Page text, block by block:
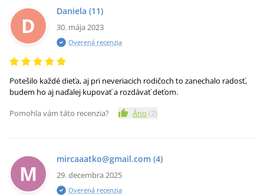
D
Daniela (11)
30. mája 2023
Overená recenzia
Potešilo každé dieťa, aj pri neveriacich rodičoch to zanechalo radosť,
budem ho aj naďalej kupovať a rozdávať deťom.
Pomohla vám táto recenzia?
Áno (2)
M
mircaaatko@gmail.com (4)
29. decembra 2025
Overená recenzia